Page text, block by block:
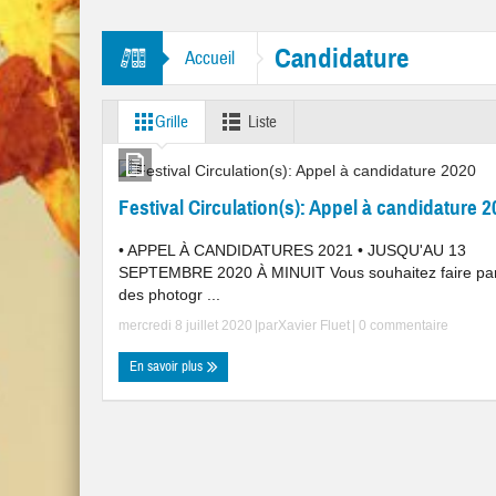
“Mr. Tambourine Man” et “Like A Rolling Stone”
Accueil Candidature
Grille Liste
Festival Circulation(s): Appel à candidature
• APPEL À CANDIDATURES 2021 • JUSQU'AU 13
SEPTEMBRE 2020 À MINUIT Vous souhaitez faire
des photogr ...
mercredi 8 juillet 2020 |parXavier Fluet 0 commentaire
En savoir plus